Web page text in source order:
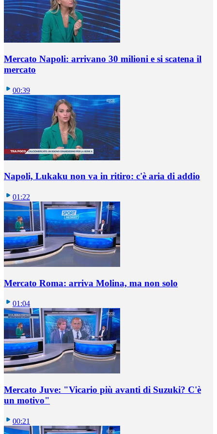
Mercato Napoli: arrivano 30 milioni e si scatena il
mercato
00:39
Napoli, Lukaku non va in ritiro: c'è aria di addio
01:22
Mercato Roma: arriva Molina, ma non solo
01:04
Mercato Juve: "Vicario più avanti di Suzuki? C'è
un motivo"
00:21